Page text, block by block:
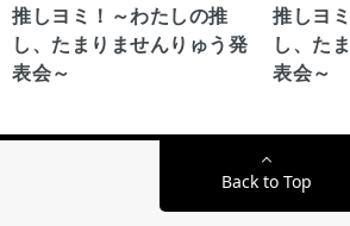
推しヨミ！～わたしの推
し、たまりませんりゅう発
表会～
推しヨ
し、た
表会～
Back to Top